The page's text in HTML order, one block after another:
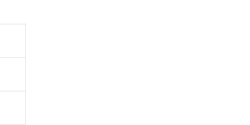
完了までの期間は出荷製品に未対応品が